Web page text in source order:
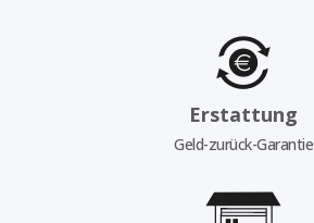
Erstattung
Geld-zurück-Garantie